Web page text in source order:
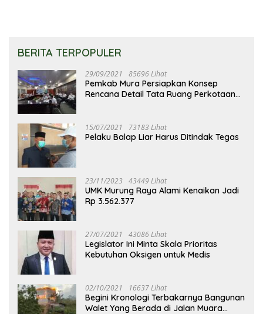
BERITA TERPOPULER
29/09/2021 85696 Lihat
Pemkab Mura Persiapkan Konsep
Rencana Detail Tata Ruang Perkotaan
15/07/2021 73183 Lihat
Pelaku Balap Liar Harus Ditindak Tegas
23/11/2023 43449 Lihat
UMK Murung Raya Alami Kenaikan Jadi
Rp 3.562.377
27/07/2021 43086 Lihat
Legislator Ini Minta Skala Prioritas
Kebutuhan Oksigen untuk Medis
02/10/2021 16637 Lihat
Begini Kronologi Terbakarnya Bangunan
Walet Yang Berada di Jalan Muara